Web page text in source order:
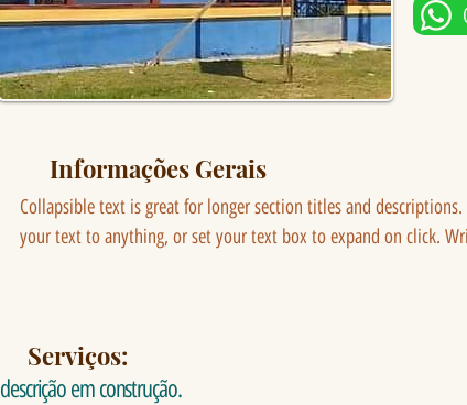
Informações Gerais
Collapsible text is great for longer section titles and
your text to anything, or set your text box to expand on click.
Serviços:
descrição em construção.